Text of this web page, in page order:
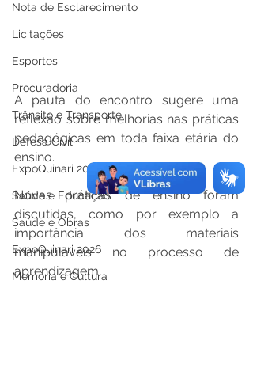
Nota de Esclarecimento
Licitações
Esportes
Procuradoria
Trânsito e Transporte
Defesa Civil
ExpoQuinari 2025
Saúde e Educação
Saúde e Obras
ExpoQuinari 2026
Memória e Cultura
A pauta do encontro sugere uma
reflexão sobre melhorias nas práticas
pedagógicas em toda faixa etária do
ensino.
Novas práticas de ensino foram
discutidas, como por exemplo a
importância dos materiais
manipuláveis no processo de
aprendizagem.